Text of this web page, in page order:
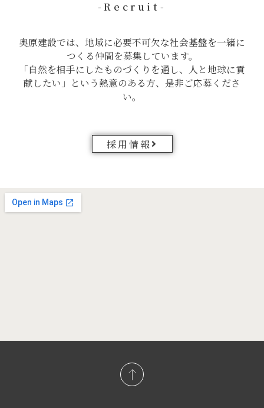
-Recruit-
奥原建設では、地域に必要不可欠な社会基盤を一緒に
つくる仲間を募集しています。
「自然を相手にしたものづくりを通し、人と地球に貢
献したい」という熱意のある方、是非ご応募くださ
い。
採用情報